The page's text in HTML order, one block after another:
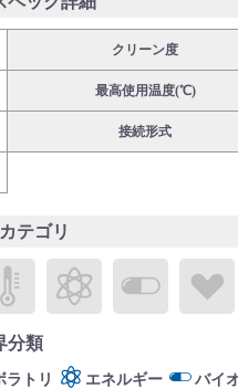
クリーン度
最高使用温度(℃)
接続形式
テゴリ
ス
カル パブリックラボラトリバイオ
分類
ラトリ エネルギー バイ